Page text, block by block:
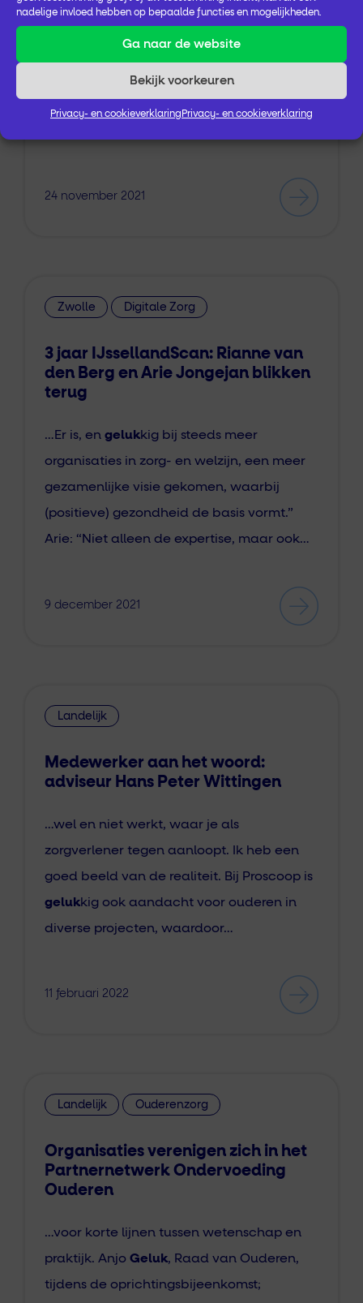
nadelige invloed hebben op bepaalde functies en mogelijkheden.
Ga naar de website
Bekijk voorkeuren
Privacy- en cookieverklaring Privacy- en cookieverklaring
…kans te geven op een gezond engelukkig
leven. Kansrijke Start is een lerend netwerk
om met elkaar betere signalering te doen
24 november 2021
Zwolle Digitale Zorg
3 jaar IJssellandScan: Rianne van
den Berg en Arie Jongejan blikken
terug
…Er is, en gelukkig bij steeds meer
organisaties in zorg- en welzijn, een meer
gezamenlijke visie gekomen, waarbij
(positieve) gezondheid de basis vormt.”
Arie: “Niet alleen de expertise, maar ook…
9 december 2021
Landelijk
Medewerker aan het woord:
adviseur Hans Peter Wittingen
…wel en niet werkt, waar je als
zorgverlener tegen aanloopt. Ik heb een
goed beeld van de realiteit. Bij Proscoop is
gelukkig ook aandacht voor ouderen in
diverse projecten, waardoor…
11 februari 2022
Landelijk Ouderenzorg
Organisaties verenigen zich in het
Partnernetwerk Ondervoeding
Ouderen
…voor korte lijnen tussen wetenschap en
praktijk. Anjo Geluk, Raad van Ouderen,
tijdens de oprichtingsbijeenkomst;